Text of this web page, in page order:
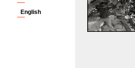
English